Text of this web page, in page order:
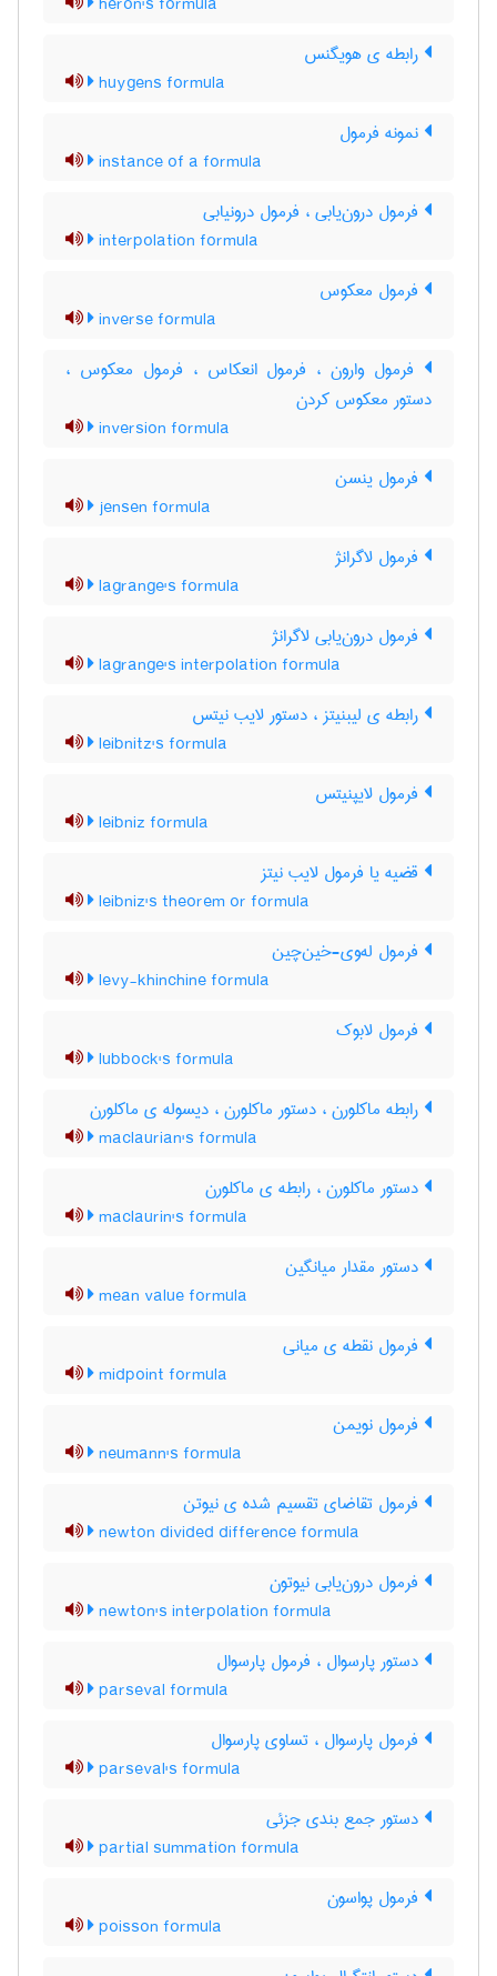
رابطه ی هویگنس
huygens formula
نمونه فرمول
instance of a formula
فرمول درون‌یابی ، فرمول درونیابی
interpolation formula
فرمول معکوس
inverse formula
فرمول وارون ، فرمول انعکاس ، فرمول معکوس ،
دستور معکوس کردن
inversion formula
فرمول ینسن
jensen formula
فرمول لاگرانژ
lagrange's formula
فرمول درون‌یابی لاگرانژ
lagrange's interpolation formula
رابطه ی لیبنیتز ، دستور لایب نیتس
leibnitz's formula
فرمول لایپنیتس
leibniz formula
قضیه یا فرمول لایب نیتز
leibniz's theorem or formula
فرمول له‌وی-خین‌چین
levy-khinchine formula
فرمول لابوک
lubbock's formula
رابطه ماکلورن ، دستور ماکلورن ، دیسوله ی ماکلورن
maclaurian's formula
دستور ماکلورن ، رابطه ی ماکلورن
maclaurin's formula
دستور مقدار میانگین
mean value formula
فرمول نقطه ی میانی
midpoint formula
فرمول نویمن
neumann's formula
فرمول تقاضای تقسیم شده ی نیوتن
newton divided difference formula
فرمول درون‌یابی نیوتون
newton's interpolation formula
دستور پارسوال ، فرمول پارسوال
parseval formula
فرمول پارسوال ، تساوی پارسوال
parseval's formula
دستور جمع بندی جزئی
partial summation formula
فرمول پواسون
poisson formula